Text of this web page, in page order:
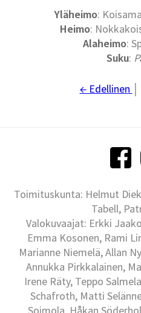
Yläheimo:
Heimo:
Alaheimo:
Suku:
← Edellinen
Toimituskunta: Helmut
Tabell,
Valokuvaajat: Erkki
Emma Kosonen, Rami
Marianne Niemelä, Allan
Annukka Pirkkalainen,
Irene Räty, Teppo
Schafroth, Matti